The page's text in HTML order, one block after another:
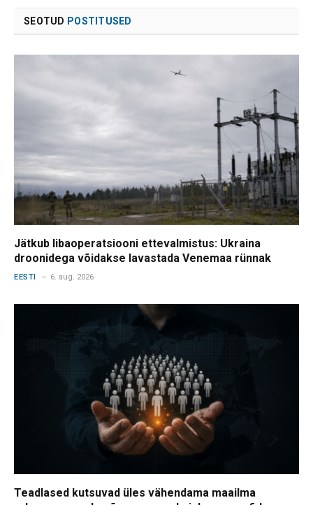
SEOTUD POSTITUSED
Jätkub libaoperatsiooni ettevalmistus: Ukraina
droonidega võidakse lavastada Venemaa rünnak
EESTI 6. aug. 2026
Teadlased kutsuvad üles vähendama maailma